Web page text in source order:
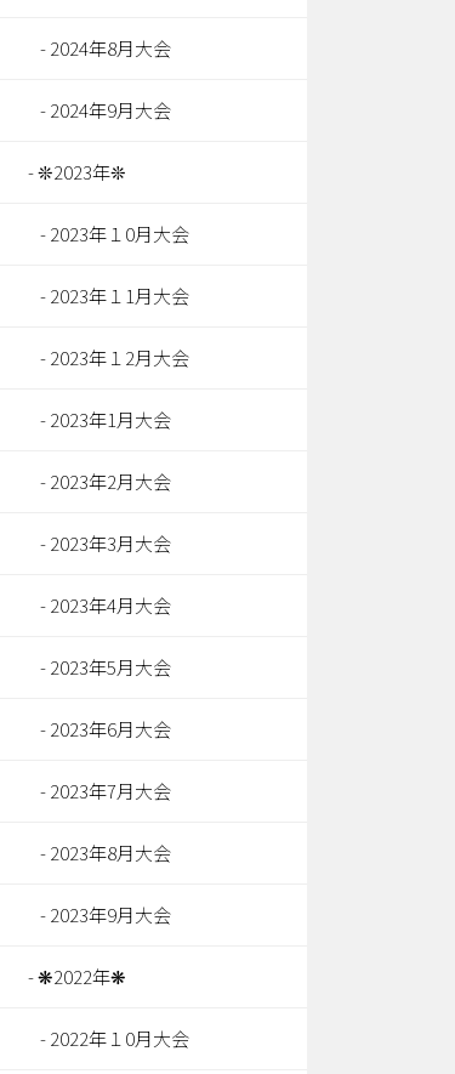
2024年8月大会
2024年9月大会
❊2023年❊
2023年１0月大会
2023年１1月大会
2023年１2月大会
2023年1月大会
2023年2月大会
2023年3月大会
2023年4月大会
2023年5月大会
2023年6月大会
2023年7月大会
2023年8月大会
2023年9月大会
❋2022年❋
2022年１0月大会